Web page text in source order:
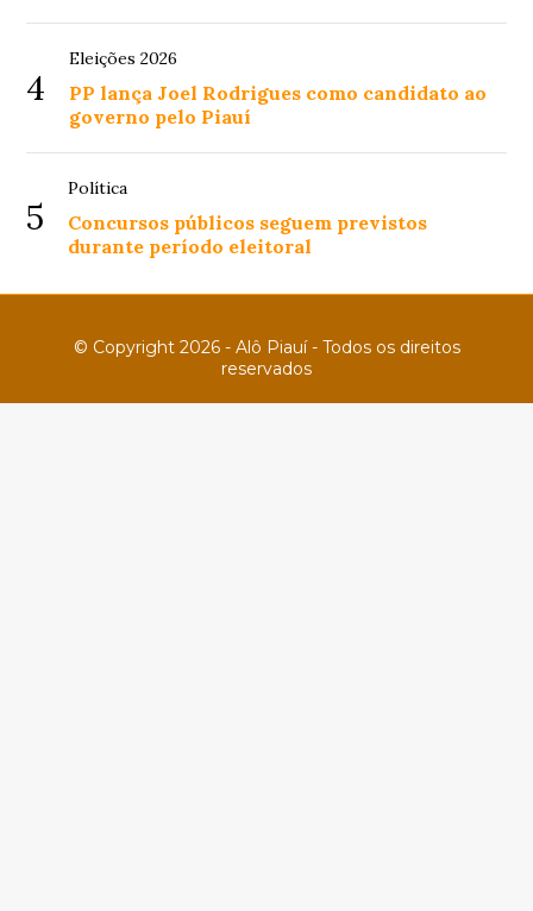
4
Eleições 2026
PP lança Joel Rodrigues como candidato ao
governo pelo Piauí
5
Política
Concursos públicos seguem previstos
durante período eleitoral
© Copyright 2026 - Alô Piauí - Todos os direitos
reservados